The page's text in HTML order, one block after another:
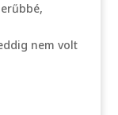
nem volt